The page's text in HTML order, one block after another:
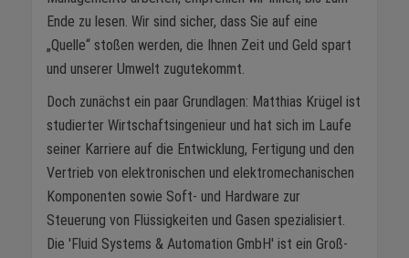
Ende zu lesen. Wir sind sicher, dass Sie auf eine
„Quelle“ stoßen werden, die Ihnen Zeit und Geld spart
und unserer Umwelt zugutekommt.
Doch zunächst ein paar Grundlagen: Matthias Krügel ist
studierter Wirtschaftsingenieur und hat sich im Laufe
seiner Karriere auf die Entwicklung, Fertigung und den
Vertrieb von elektronischen und elektromechanischen
Komponenten sowie Soft- und Hardware zur
Steuerung von Flüssigkeiten und Gasen spezialisiert.
Die 'Fluid Systems & Automation GmbH' ist ein Groß-